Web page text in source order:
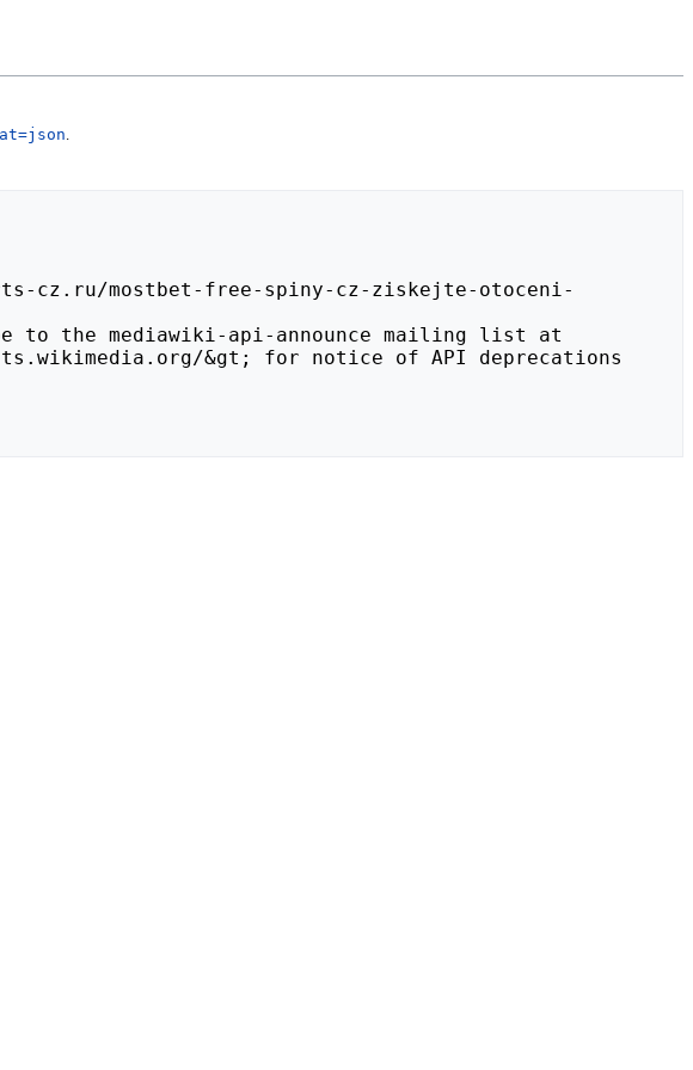
&gt; for notice of API deprecations